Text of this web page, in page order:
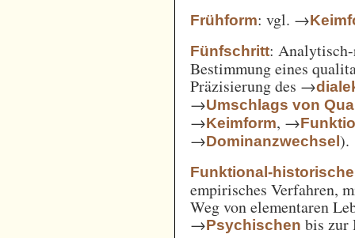
Frühform: vgl. →
Fünfschritt:
Bestimmung eines
Präzisierung des →
→Umschlags von
→Keimform, →
→Dominanzwechsel).
Funktional-
empirisches Verfahren,
Weg von elementaren
→Psychischen bis zur